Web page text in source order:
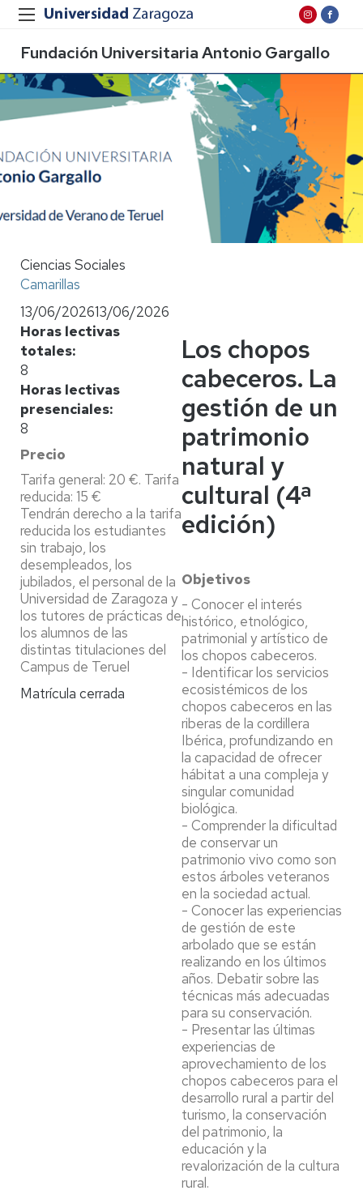
Fundación Universitaria Antonio Gargallo
Ciencias Sociales
Camarillas
13/06/202613/06/2026
Horas lectivas
totales
8
Horas lectivas
presenciales
8
Precio
Tarifa general: 20 €. Tarifa
reducida: 15 €
Tendrán derecho a la tarifa
reducida los estudiantes
sin trabajo, los
desempleados, los
jubilados, el personal de la
Universidad de Zaragoza y
los tutores de prácticas de
los alumnos de las
distintas titulaciones del
Campus de Teruel
Matrícula cerrada
Los chopos
cabeceros. La
gestión de un
patrimonio
natural y
cultural (4ª
edición)
Objetivos
- Conocer el interés
histórico, etnológico,
patrimonial y artístico de
los chopos cabeceros.
- Identificar los servicios
ecosistémicos de los
chopos cabeceros en las
riberas de la cordillera
Ibérica, profundizando en
la capacidad de ofrecer
hábitat a una compleja y
singular comunidad
biológica.
- Comprender la dificultad
de conservar un
patrimonio vivo como son
estos árboles veteranos
en la sociedad actual.
- Conocer las experiencias
de gestión de este
arbolado que se están
realizando en los últimos
años. Debatir sobre las
técnicas más adecuadas
para su conservación.
- Presentar las últimas
experiencias de
aprovechamiento de los
chopos cabeceros para el
desarrollo rural a partir del
turismo, la conservación
del patrimonio, la
educación y la
revalorización de la cultura
rural.